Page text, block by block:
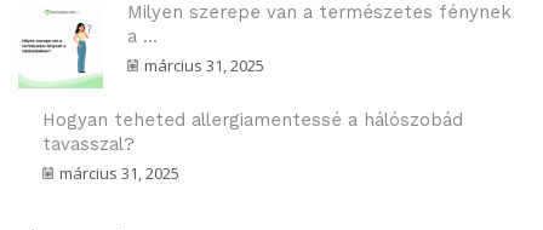
Milyen szerepe van a természetes fénynek
a ...
március 31, 2025
Hogyan teheted allergiamentessé a hálószobád
tavasszal?
március 31, 2025